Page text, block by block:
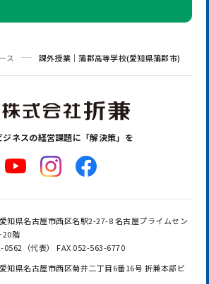
ス 課外授業｜蒲郡高等学校(愛知県蒲郡市)
ジネスの経営課題に「解決策」を
知県名古屋市西区名駅2-27-8 名古屋プライムセン
20階
0562（代表） FAX 052-563-6770
知県名古屋市西区菊井二丁目6番16号 折兼本部ビ